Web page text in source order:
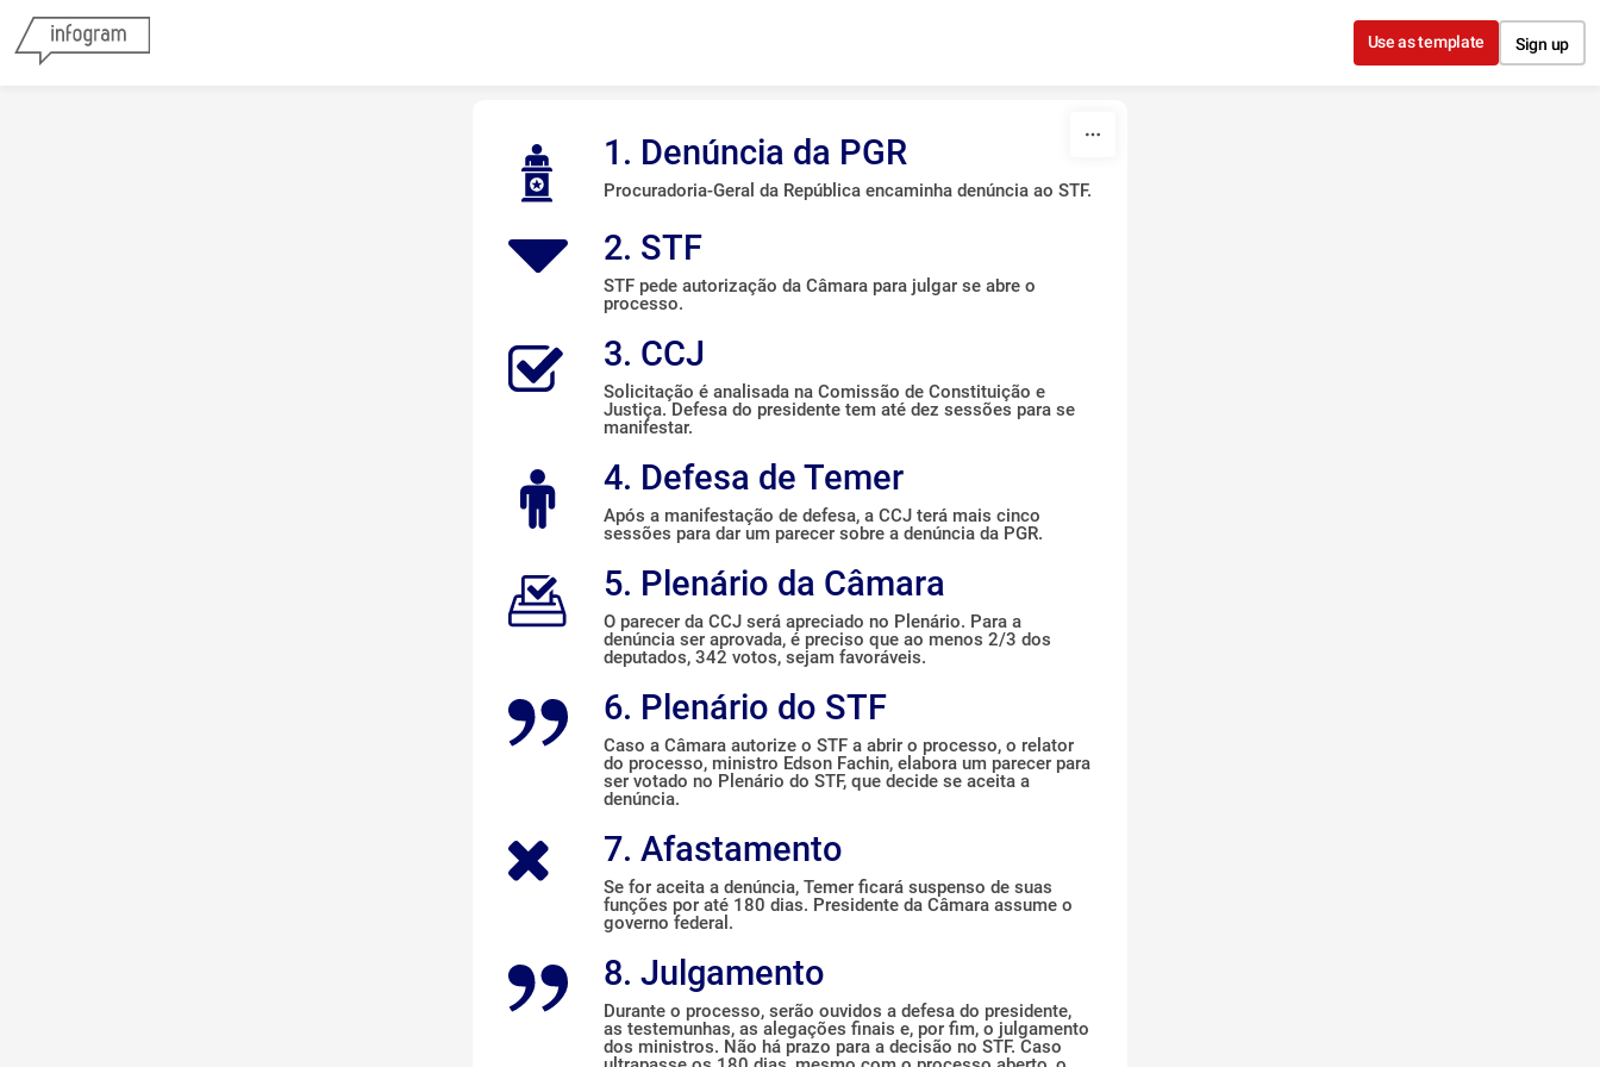
Use as template Sign up
1. Denúncia da PGR
Procuradoria-Geral da República encaminha denúncia ao STF.
2. STF
STF pede autorização da Câmara para julgar se abre o
processo.
3. CCJ
Solicitação é analisada na Comissão de Constituição e
Justiça. Defesa do presidente tem até dez sessões para se
manifestar.
4. Defesa de Temer
Após a manifestação de defesa, a CCJ terá mais cinco
sessões para dar um parecer sobre a denúncia da PGR.
5. Plenário da Câmara
O parecer da CCJ será apreciado no Plenário. Para a
denúncia ser aprovada, é preciso que ao menos 2/3 dos
deputados, 342 votos, sejam favoráveis.
6. Plenário do STF
Caso a Câmara autorize o STF a abrir o processo, o relator
do processo, ministro Edson Fachin, elabora um parecer para
ser votado no Plenário do STF, que decide se aceita a
denúncia.
7. Afastamento
Se for aceita a denúncia, Temer ficará suspenso de suas
funções por até 180 dias. Presidente da Câmara assume o
governo federal.
8. Julgamento
Durante o processo, serão ouvidos a defesa do presidente,
as testemunhas, as alegações finais e, por fim, o julgamento
dos ministros. Não há prazo para a decisão no STF. Caso